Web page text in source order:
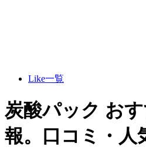
Like一覧
炭酸パック お
報。口コミ・人